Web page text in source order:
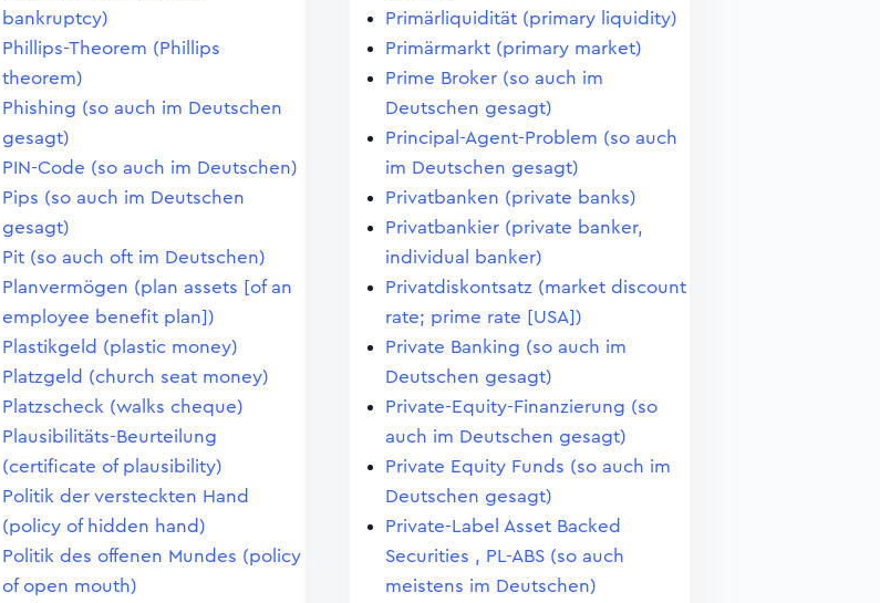
bankruptcy)
Phillips-Theorem (Phillips
theorem)
Phishing (so auch im Deutschen
gesagt)
PIN-Code (so auch im Deutschen)
Pips (so auch im Deutschen
gesagt)
Pit (so auch oft im Deutschen)
Planvermögen (plan assets [of an
employee benefit plan])
Plastikgeld (plastic money)
Platzgeld (church seat money)
Platzscheck (walks cheque)
Plausibilitäts-Beurteilung
(certificate of plausibility)
Politik der versteckten Hand
(policy of hidden hand)
Politik des offenen Mundes (policy
of open mouth)
Primärliquidität (primary liquidity)
Primärmarkt (primary market)
Prime Broker (so auch im
Deutschen gesagt)
Principal-Agent-Problem (so auch
im Deutschen gesagt)
Privatbanken (private banks)
Privatbankier (private banker,
individual banker)
Privatdiskontsatz (market discount
rate; prime rate [USA])
Private Banking (so auch im
Deutschen gesagt)
Private-Equity-Finanzierung (so
auch im Deutschen gesagt)
Private Equity Funds (so auch im
Deutschen gesagt)
Private-Label Asset Backed
Securities , PL-ABS (so auch
meistens im Deutschen)